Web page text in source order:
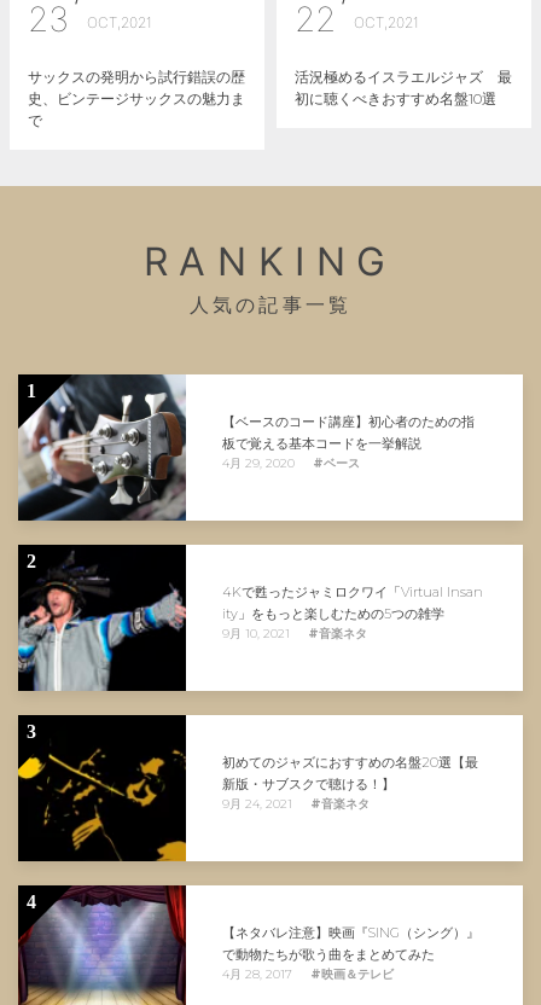
23
OCT,2021
サックスの発明から試行錯誤の歴
史、ビンテージサックスの魅力ま
で
22
OCT,2021
活況極めるイスラエルジャズ 最
初に聴くべきおすすめ名盤10選
RANKING
人気の記事一覧
1
【ベースのコード講座】初心者のための指
板で覚える基本コードを一挙解説
4月 29, 2020 #ベース
2
4Kで甦ったジャミロクワイ「Virtual Insan
ity」をもっと楽しむための5つの雑学
9月 10, 2021 #音楽ネタ
3
初めてのジャズにおすすめの名盤20選【最
新版・サブスクで聴ける！】
9月 24, 2021 #音楽ネタ
4
【ネタバレ注意】映画『SING（シング）』
で動物たちが歌う曲をまとめてみた
4月 28, 2017 #映画＆テレビ